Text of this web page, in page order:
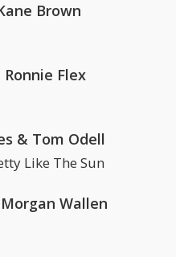
Brown
Flex
& Tom Odell
Like The Sun
Wallen